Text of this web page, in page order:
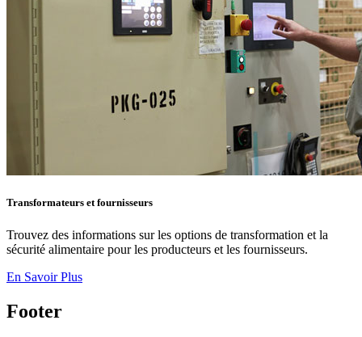
Transformateurs et fournisseurs
Trouvez des informations sur les options de transformation et la
sécurité alimentaire pour les producteurs et les fournisseurs.
En Savoir Plus
Footer